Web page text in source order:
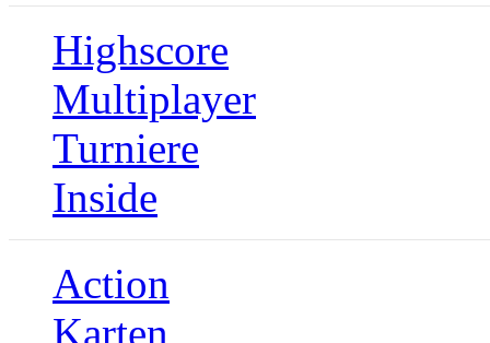
Highscore
Multiplayer
Turniere
Inside
Action
Karten